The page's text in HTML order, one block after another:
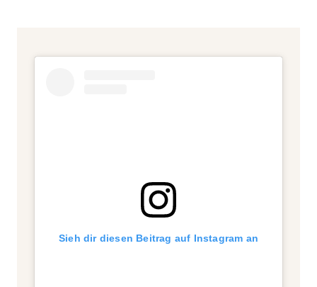
Sieh dir diesen Beitrag auf Instagram an